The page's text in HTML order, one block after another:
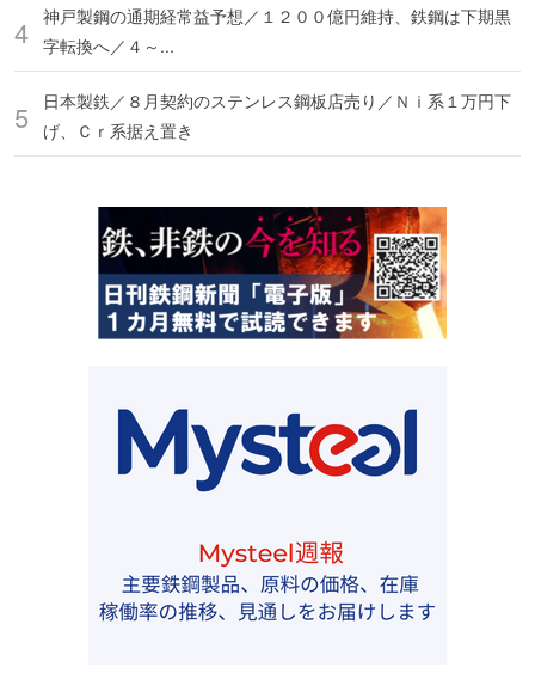
神戸製鋼の通期経常益予想／１２００億円維持、鉄鋼は下期黒
字転換へ／４～...
日本製鉄／８月契約のステンレス鋼板店売り／Ｎｉ系１万円下
げ、Ｃｒ系据え置き